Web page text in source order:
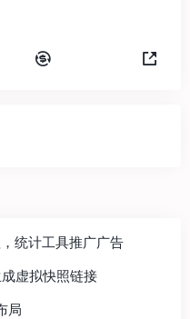
统计工具推广广告
虚拟快照链接
局